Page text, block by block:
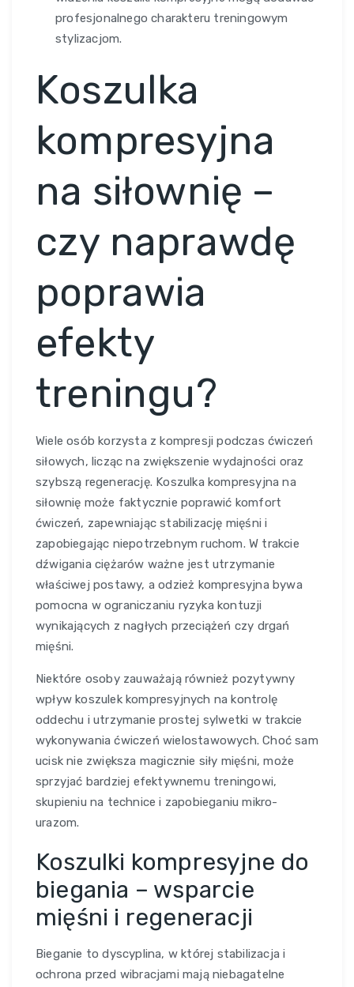
profesjonalnego charakteru treningowym
stylizacjom.
Koszulka
kompresyjna
na siłownię –
czy naprawdę
poprawia
efekty
treningu?
Wiele osób korzysta z kompresji podczas ćwiczeń
siłowych, licząc na zwiększenie wydajności oraz
szybszą regenerację. Koszulka kompresyjna na
siłownię może faktycznie poprawić komfort
ćwiczeń, zapewniając stabilizację mięśni i
zapobiegając niepotrzebnym ruchom. W trakcie
dźwigania ciężarów ważne jest utrzymanie
właściwej postawy, a odzież kompresyjna bywa
pomocna w ograniczaniu ryzyka kontuzji
wynikających z nagłych przeciążeń czy drgań
mięśni.
Niektóre osoby zauważają również pozytywny
wpływ koszulek kompresyjnych na kontrolę
oddechu i utrzymanie prostej sylwetki w trakcie
wykonywania ćwiczeń wielostawowych. Choć sam
ucisk nie zwiększa magicznie siły mięśni, może
sprzyjać bardziej efektywnemu treningowi,
skupieniu na technice i zapobieganiu mikro-
urazom.
Koszulki kompresyjne do
biegania – wsparcie
mięśni i regeneracji
Bieganie to dyscyplina, w której stabilizacja i
ochrona przed wibracjami mają niebagatelne